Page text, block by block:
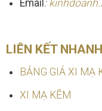
Email :
LIÊN KẾT NHANH
BẢNG GIÁ XI MẠ
XI MẠ KẼM